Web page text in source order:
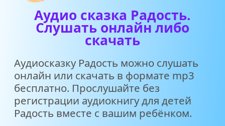
Аудио сказка Радость.
Слушать онлайн либо
скачать
Аудиосказку Радость можно слушать
онлайн или скачать в формате mp3
бесплатно. Прослушайте без
регистрации аудиокнигу для детей
Радость вместе с вашим ребёнком.